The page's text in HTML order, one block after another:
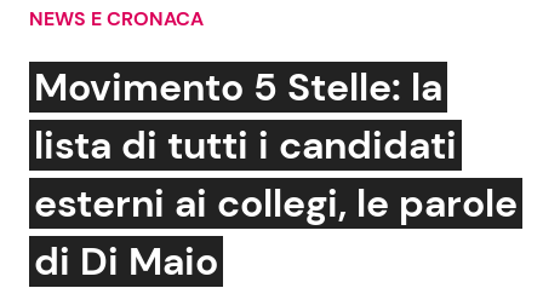
Cerca:
News e Cronaca
Attualità Italiana
Dal Mondo
Gossip e TV
Bellezze VIP
NEWS E CRONACA
Movimento 5 Stelle: la
lista di tutti i candidati
esterni ai collegi, le parole
di Di Maio